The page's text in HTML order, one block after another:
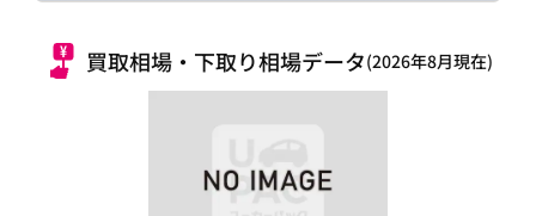
買取相場・下取り相場データ(2026年8月現在)